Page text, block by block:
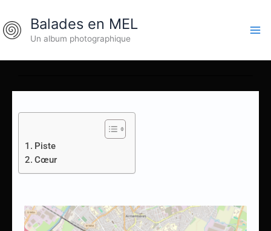
au
contenu
Balades en MEL
Un album photographique
Piste
Cœur